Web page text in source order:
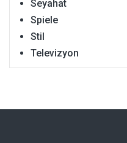
Seyahat
Spiele
Stil
Televizyon